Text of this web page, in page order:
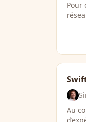
Pour
Au